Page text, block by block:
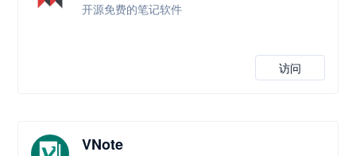
开源免费的笔记软件
访问
VNote